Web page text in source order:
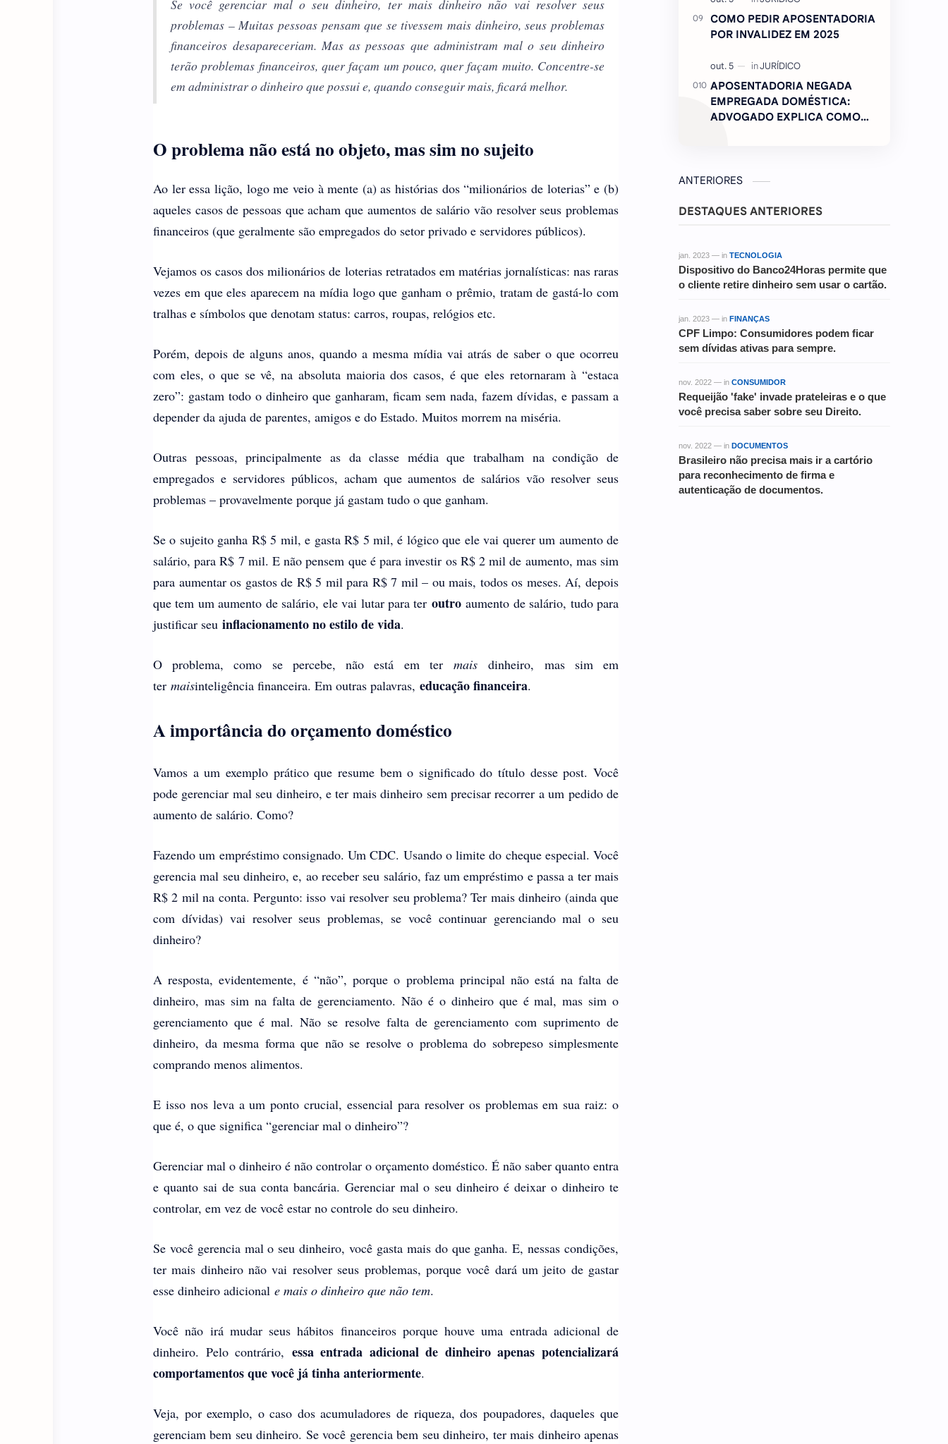
Se você gerenciar mal o seu dinheiro, ter mais dinheiro não vai resolver seus
problemas – Muitas pessoas pensam que se tivessem mais dinheiro, seus problemas
financeiros desapareceriam. Mas as pessoas que administram mal o seu dinheiro
terão problemas financeiros, quer façam um pouco, quer façam muito. Concentre-se
em administrar o dinheiro que possui e, quando conseguir mais, ficará melhor.
O problema não está no objeto, mas sim no sujeito
Ao ler essa lição, logo me veio à mente (a) as histórias dos “milionários de loterias” e (b)
aqueles casos de pessoas que acham que aumentos de salário vão resolver seus problemas
financeiros (que geralmente são empregados do setor privado e servidores públicos).
Vejamos os casos dos milionários de loterias retratados em matérias jornalísticas: nas raras
vezes em que eles aparecem na mídia logo que ganham o prêmio, tratam de gastá-lo com
tralhas e símbolos que denotam status: carros, roupas, relógios etc.
Porém, depois de alguns anos, quando a mesma mídia vai atrás de saber o que ocorreu
com eles, o que se vê, na absoluta maioria dos casos, é que eles retornaram à “estaca
zero”: gastam todo o dinheiro que ganharam, ficam sem nada, fazem dívidas, e passam a
depender da ajuda de parentes, amigos e do Estado. Muitos morrem na miséria.
Outras pessoas, principalmente as da classe média que trabalham na condição de
empregados e servidores públicos, acham que aumentos de salários vão resolver seus
problemas – provavelmente porque já gastam tudo o que ganham.
Se o sujeito ganha R$ 5 mil, e gasta R$ 5 mil, é lógico que ele vai querer um aumento de
salário, para R$ 7 mil. E não pensem que é para investir os R$ 2 mil de aumento, mas sim
para aumentar os gastos de R$ 5 mil para R$ 7 mil – ou mais, todos os meses. Aí, depois
que tem um aumento de salário, ele vai lutar para ter outroaumento de salário, tudo para
justificar seu inflacionamento no estilo de vida.
O problema, como se percebe, não está em termais dinheiro, mas sim em
ter maisinteligência financeira. Em outras palavras, educação financeira.
A importância do orçamento doméstico
Vamos a um exemplo prático que resume bem o significado do título desse post. Você
pode gerenciar mal seu dinheiro, e ter mais dinheiro sem precisar recorrer a um pedido de
aumento de salário. Como?
Fazendo um empréstimo consignado. Um CDC. Usando o limite do cheque especial. Você
gerencia mal seu dinheiro, e, ao receber seu salário, faz um empréstimo e passa a ter mais
R$ 2 mil na conta. Pergunto: isso vai resolver seu problema? Ter mais dinheiro (ainda que
com dívidas) vai resolver seus problemas, se você continuar gerenciando mal o seu
dinheiro?
A resposta, evidentemente, é “não”, porque o problema principal não está na falta de
dinheiro, mas sim na falta de gerenciamento. Não é o dinheiro que é mal, mas sim o
gerenciamento que é mal. Não se resolve falta de gerenciamento com suprimento de
dinheiro, da mesma forma que não se resolve o problema do sobrepeso simplesmente
comprando menos alimentos.
E isso nos leva a um ponto crucial, essencial para resolver os problemas em sua raiz: o
que é, o que significa “gerenciar mal o dinheiro”?
Gerenciar mal o dinheiro é não controlar o orçamento doméstico. É não saber quanto entra
e quanto sai de sua conta bancária. Gerenciar mal o seu dinheiro é deixar o dinheiro te
controlar, em vez de você estar no controle do seu dinheiro.
Se você gerencia mal o seu dinheiro, você gasta mais do que ganha. E, nessas condições,
ter mais dinheiro não vai resolver seus problemas, porque você dará um jeito de gastar
esse dinheiro adicional e mais o dinheiro que não tem.
Você não irá mudar seus hábitos financeiros porque houve uma entrada adicional de
dinheiro. Pelo contrário, essa entrada adicional de dinheiro apenas potencializará
comportamentos que você já tinha anteriormente.
Veja, por exemplo, o caso dos acumuladores de riqueza, dos poupadores, daqueles que
gerenciam bem seu dinheiro. Se você gerencia bem seu dinheiro, ter mais dinheiro apenas
COMO PEDIR APOSENTADORIA
POR INVALIDEZ EM 2025
APOSENTADORIA NEGADA
EMPREGADA DOMÉSTICA:
ADVOGADO EXPLICA COMO
ANTERIORES
DESTAQUES ANTERIORES
jan. 2023 — in TECNOLOGIA
Dispositivo do Banco24Horas permite que
o cliente retire dinheiro sem usar o cartão.
jan. 2023 — in FINANÇAS
CPF Limpo: Consumidores podem ficar
sem dívidas ativas para sempre.
nov. 2022 — in CONSUMIDOR
Requeijão 'fake' invade prateleiras e o que
você precisa saber sobre seu Direito.
nov. 2022 — in DOCUMENTOS
Brasileiro não precisa mais ir a cartório
para reconhecimento de firma e
autenticação de documentos.